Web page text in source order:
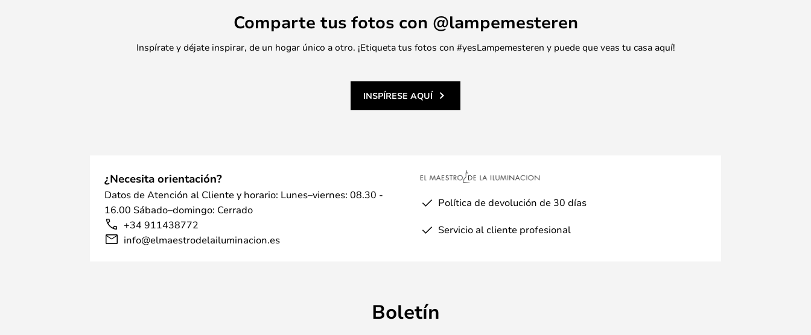
Comparte tus fotos con @lampemesteren
Inspírate y déjate inspirar, de un hogar único a otro. ¡Etiqueta tus fotos con #yesLampemesteren y puede que veas tu casa aquí!
INSPÍRESE AQUÍ
¿Necesita orientación?
Datos de Atención al Cliente y horario: Lunes–viernes: 08.30 -
16.00 Sábado–domingo: Cerrado
+34 911438772
info@elmaestrodelailuminacion.es
Política de devolución de 30 días
Servicio al cliente profesional
Boletín